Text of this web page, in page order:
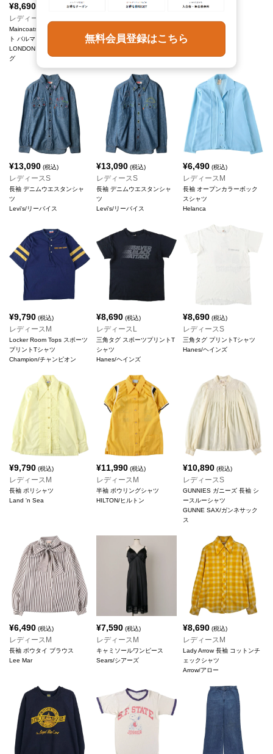
¥8,690
レディースM
Maincoats ステンカラーコー
ト バルマカーンコート
LONDON FOG/ロンドンフォ
グ
10,890(税込)
ド スラックスパンツ
¥14,190
Levi's/リーバイス
¥13,090 (税込)
レディースS
長袖 デニムウエスタンシャ
ツ
Levi's/リーバイス
¥13,090(税込)
レディースS
長袖 デニムウエスタンシャ
ツ
Levi's/リーバイス
¥6,490 (税込)
レディースM
長袖 オープンカラーボック
スシャツ
Helanca
¥9,790 (税込)
レディースM
Locker Room Tops スポーツ
プリントTシャツ
Champion/チャンピオン
¥8,690(税込)
レディースL
三角タグ スポーツプリントT
シャツ
Hanes/ヘインズ
¥8,690 (税込)
レディースS
三角タグ プリントTシャツ
Hanes/ヘインズ
¥9,790 (税込)
レディースM
長袖 ポリシャツ
Land 'n Sea
¥11,990(税込)
レディースM
半袖 ボウリングシャツ
HILTON/ヒルトン
¥10,890 (税込)
レディースS
GUNNIES ガニーズ 長袖 シ
ースルーシャツ
GUNNE SAX/ガンネサック
ス
¥6,490 (税込)
レディースM
長袖 ボウタイ ブラウス
Lee Mar
¥7,590(税込)
レディースM
キャミソールワンピース
Sears/シアーズ
¥8,690 (税込)
レディースM
Lady Arrow 長袖 コットンチ
ェックシャツ
Arrow/アロー
無料会員登録はこちら